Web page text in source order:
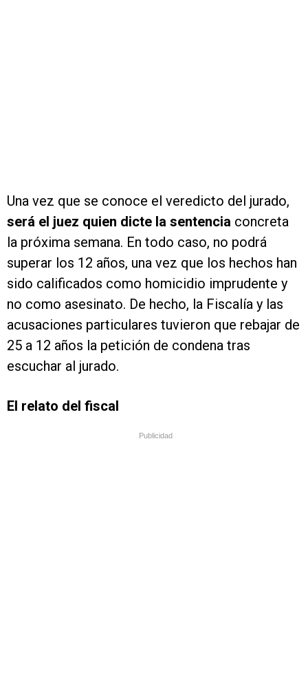
Una vez que se conoce el veredicto del jurado,
será el juez quien dicte la sentencia concreta
la próxima semana. En todo caso, no podrá
superar los 12 años, una vez que los hechos han
sido calificados como homicidio imprudente y
no como asesinato. De hecho, la Fiscalía y las
acusaciones particulares tuvieron que rebajar de
25 a 12 años la petición de condena tras
escuchar al jurado.
El relato del fiscal
Publicidad